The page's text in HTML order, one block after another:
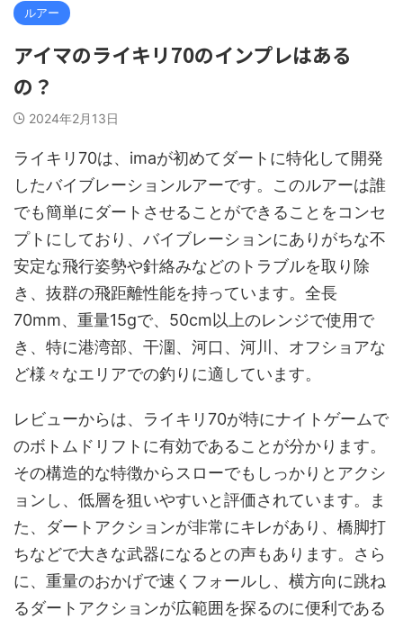
ルアー
アイマのライキリ70のインプレはある
の？
2024年2月13日
ライキリ70は、imaが初めてダートに特化して開発
したバイブレーションルアーです。このルアーは誰
でも簡単にダートさせることができることをコンセ
プトにしており、バイブレーションにありがちな不
安定な飛行姿勢や針絡みなどのトラブルを取り除
き、抜群の飛距離性能を持っています。全長
70mm、重量15gで、50cm以上のレンジで使用で
き、特に港湾部、干潿、河口、河川、オフショアな
ど様々なエリアでの釣りに適しています。
レビューからは、ライキリ70が特にナイトゲームで
のボトムドリフトに有効であることが分かります。
その構造的な特徴からスローでもしっかりとアクシ
ョンし、低層を狙いやすいと評価されています。ま
た、ダートアクションが非常にキレがあり、橋脚打
ちなどで大きな武器になるとの声もあります。さら
に、重量のおかげで速くフォールし、横方向に跳ね
るダートアクションが広範囲を探るのに便利である